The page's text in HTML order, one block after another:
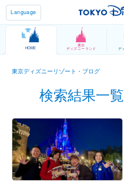
Language
HOME
東京
ディズニーランド デ
東京ディズニーリゾート・ブログ
検索結果一